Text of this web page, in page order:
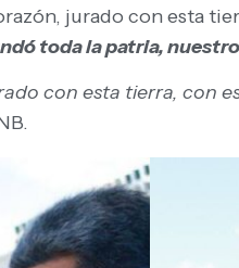
jurado con esta
toda la patria,
con esta tierra, con